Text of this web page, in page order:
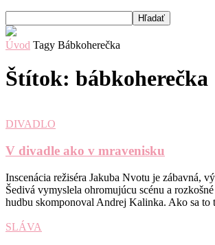
Úvod Tagy Bábkoherečka
Štítok: bábkoherečka
DIVADLO
V divadle ako v mravenisku
Inscenácia režiséra Jakuba Nvotu je zábavná,
Šedivá vymyslela ohromujúcu scénu a
hudbu skomponoval Andrej Kalinka. Ako sa to
SLÁVA